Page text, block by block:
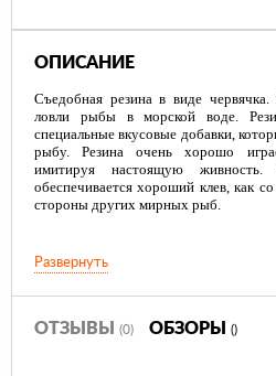
ОПИСАНИЕ
Съедобная резина в виде червячка.
ловли рыбы в морской воде.
специальные вкусовые добавки,
рыбу. Резина очень хорошо
имитируя настоящую живность.
обеспечивается хороший клев, как
стороны других мирных рыб.
Развернуть
ОТЗЫВЫ (0) ОБЗОРЫ ()